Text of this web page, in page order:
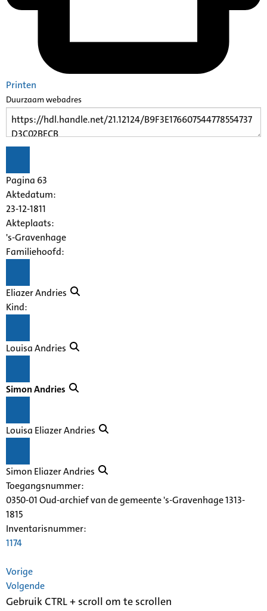
Printen
Duurzaam webadres
Pagina 63
Aktedatum:
23-12-1811
Akteplaats:
's-Gravenhage
Familiehoofd:
Eliazer Andries
Kind:
Louisa Andries
Simon Andries
Louisa Eliazer Andries
Simon Eliazer Andries
Toegangsnummer:
0350-01 Oud-archief van de gemeente 's-Gravenhage 1313-
1815
Inventarisnummer:
1174
Vorige
Volgende
Gebruik CTRL + scroll om te scrollen